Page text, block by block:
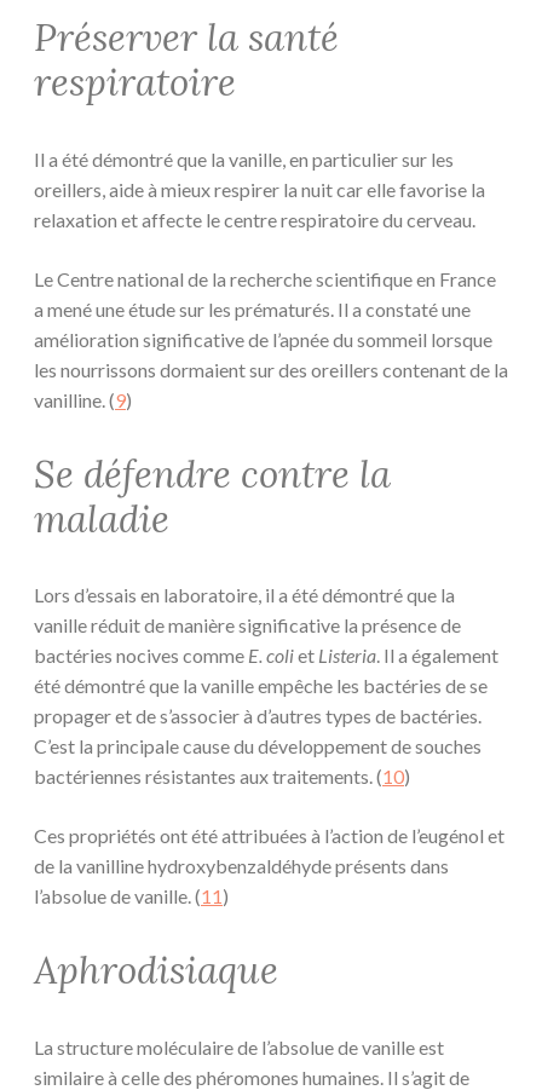
Préserver la santé
respiratoire
Il a été démontré que la vanille, en particulier sur les
oreillers, aide à mieux respirer la nuit car elle favorise la
relaxation et affecte le centre respiratoire du cerveau.
Le Centre national de la recherche scientifique en France
a mené une étude sur les prématurés. Il a constaté une
amélioration significative de l’apnée du sommeil lorsque
les nourrissons dormaient sur des oreillers contenant de la
vanilline. (9)
Se défendre contre la
maladie
Lors d’essais en laboratoire, il a été démontré que la
vanille réduit de manière significative la présence de
bactéries nocives comme E. coliet Listeria. Il a également
été démontré que la vanille empêche les bactéries de se
propager et de s’associer à d’autres types de bactéries.
C’est la principale cause du développement de souches
bactériennes résistantes aux traitements. (10)
Ces propriétés ont été attribuées à l’action de l’eugénol et
de la vanilline hydroxybenzaldéhyde présents dans
l’absolue de vanille. (11)
Aphrodisiaque
La structure moléculaire de l’absolue de vanille est
similaire à celle des phéromones humaines. Il s’agit de